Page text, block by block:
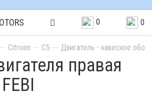
0 0
Citroen C5 Двигатель - навесное
правая